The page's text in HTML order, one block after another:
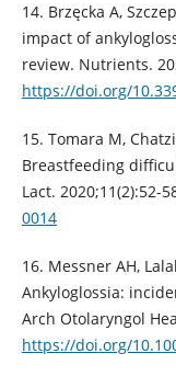
14. Brzęcka A,
impact of
review. Nutrients.
https://doi.org/
15. Tomara M,
Breastfeeding
Lact. 2020;11(2):52-
0014
16. Messner AH,
Ankyloglossia:
Arch Otolaryngol
https://doi.org/